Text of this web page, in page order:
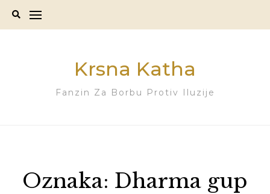
Krsna Katha
Fanzin Za Borbu Protiv Iluzije
Oznaka: Dharma gup